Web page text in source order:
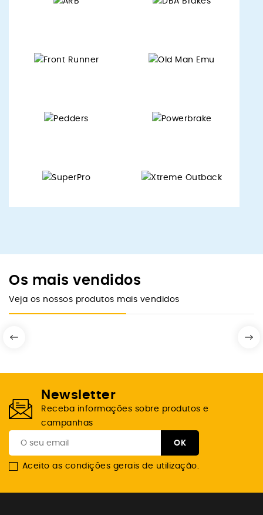
Os mais vendidos
Veja os nossos produtos mais vendidos
Newsletter
Receba informações sobre produtos e
campanhas
Aceito as condições gerais de utilização.